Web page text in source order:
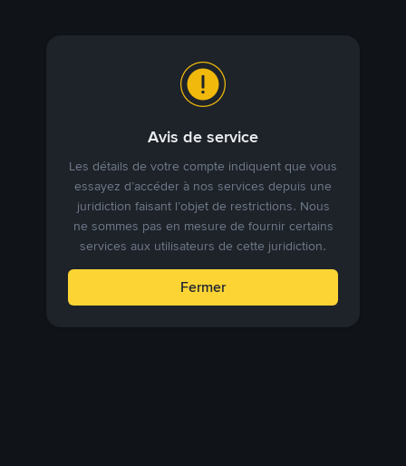
Avis de service
Les détails de votre compte indiquent que vous
essayez d’accéder à nos services depuis une
juridiction faisant l’objet de restrictions. Nous
ne sommes pas en mesure de fournir certains
services aux utilisateurs de cette juridiction.
Fermer